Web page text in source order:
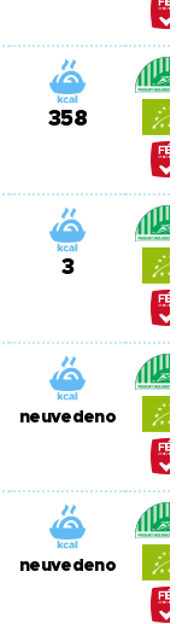
358
3
neuvedeno
neuvedeno